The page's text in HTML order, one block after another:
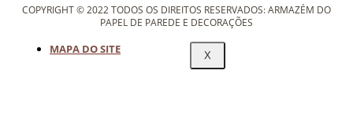
X
COPYRIGHT © 2022 TODOS OS DIREITOS RESERVADOS: ARMAZÉM DO
PAPEL DE PAREDE E DECORAÇÕES
MAPA DO SITE